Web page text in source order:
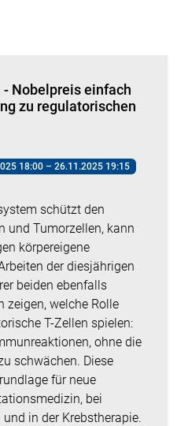
Nobelpreis einfach
zu regulatorischen
18:00 – 26.11.2025 19:15
schützt den
und Tumorzellen, kann
körpereigene
der diesjährigen
beiden ebenfalls
zeigen, welche Rolle
T-Zellen spielen:
ohne die
schwächen. Diese
für neue
bei
in der Krebstherapie.